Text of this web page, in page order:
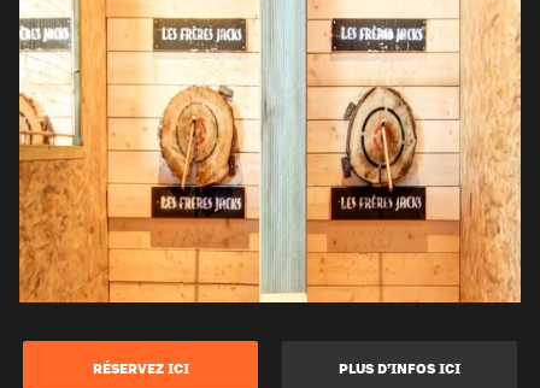
RÉSERVEZ ICI PLUS D’INFOS ICI